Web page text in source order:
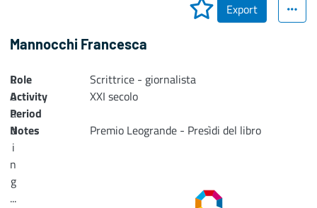
Export
Mannocchi Francesca
L
o
a
d
i
n
g
...
Role
Scrittrice - giornalista
Activity
Period
XXI secolo
Notes
Premio Leogrande - Presìdi del libro